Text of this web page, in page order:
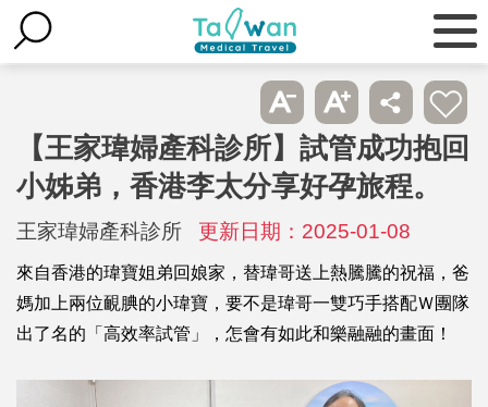
【王家瑋婦產科診所】試管成功抱回
小姊弟，香港李太分享好孕旅程。
王家瑋婦產科診所 更新日期：2025-01-08
來自香港的瑋寶姐弟回娘家，替瑋哥送上熱騰騰的祝福，爸
媽加上兩位靦腆的小瑋寶，要不是瑋哥一雙巧手搭配Ｗ團隊
出了名的「高效率試管」，怎會有如此和樂融融的畫面！